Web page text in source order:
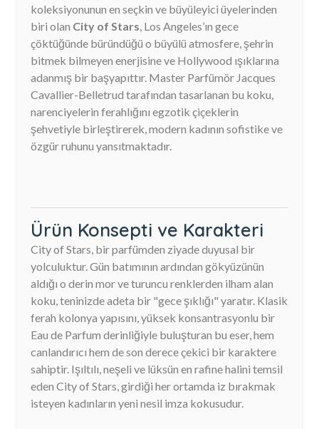
koleksiyonunun en seçkin ve büyüleyici üyelerinden
biri olan City of Stars, Los Angeles’ın gece
çöktüğünde büründüğü o büyülü atmosfere, şehrin
bitmek bilmeyen enerjisine ve Hollywood ışıklarına
adanmış bir başyapıttır. Master Parfümör Jacques
Cavallier-Belletrud tarafından tasarlanan bu koku,
narenciyelerin ferahlığını egzotik çiçeklerin
şehvetiyle birleştirerek, modern kadının sofistike ve
özgür ruhunu yansıtmaktadır.
Ürün Konsepti ve Karakteri
City of Stars, bir parfümden ziyade duyusal bir
yolculuktur. Gün batımının ardından gökyüzünün
aldığı o derin mor ve turuncu renklerden ilham alan
koku, teninizde adeta bir "gece şıklığı" yaratır. Klasik
ferah kolonya yapısını, yüksek konsantrasyonlu bir
Eau de Parfum derinliğiyle buluşturan bu eser, hem
canlandırıcı hem de son derece çekici bir karaktere
sahiptir. Işıltılı, neşeli ve lüksün en rafine halini temsil
eden City of Stars, girdiği her ortamda iz bırakmak
isteyen kadınların yeni nesil imza kokusudur.